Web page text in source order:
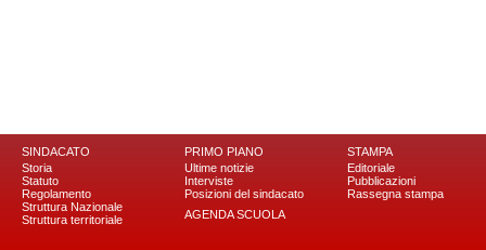
SINDACATO
Storia
Statuto
Regolamento
Struttura Nazionale
Struttura territoriale
PRIMO PIANO
Ultime notizie
Interviste
Posizioni del sindacato
AGENDA SCUOLA
STAMPA
Editoriale
Pubblicazioni
Rassegna stampa